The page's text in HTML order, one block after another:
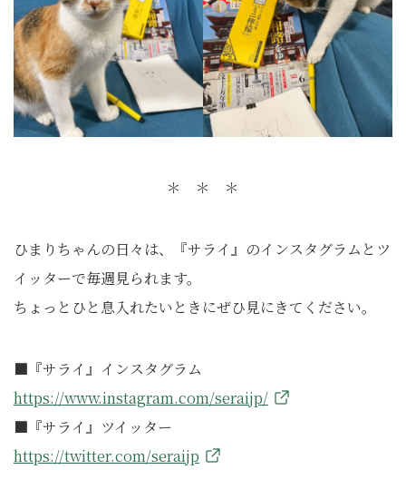
＊ ＊ ＊
ひまりちゃんの日々は、『サライ』のインスタグラムとツ
イッターで毎週見られます。
ちょっとひと息入れたいときにぜひ見にきてください。
■『サライ』インスタグラム
https://www.instagram.com/seraijp/
■『サライ』ツイッター
https://twitter.com/seraijp